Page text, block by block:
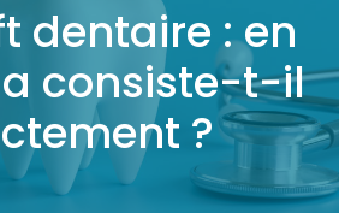
dentaire : en
consiste-t-il
?